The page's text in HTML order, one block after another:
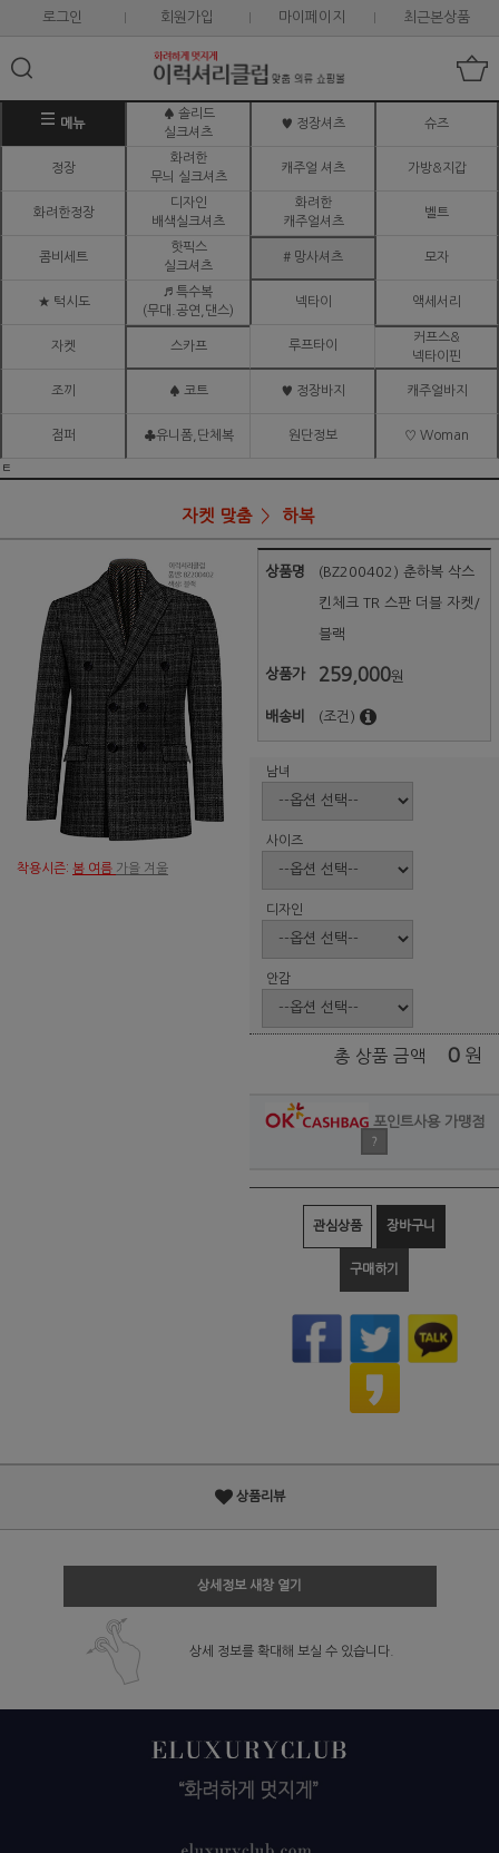
로그인 회원가입 마이페이지 최근본상품
메뉴
♠ 솔리드
실크셔츠
♥ 정장셔츠 슈즈
정장
화려한
무늬 실크셔츠
캐주얼 셔츠 가방&지갑
화려한정장
디자인
배색실크셔츠
화려한
캐주얼셔츠
벨트
콤비세트
핫픽스
실크셔츠
# 망사셔츠 모자
★ 턱시도
♬ 특수복
(무대.공연,댄스)
넥타이 액세서리
자켓 스카프 루프타이
커프스&
넥타이핀
조끼 ♠ 코트 ♥ 정장바지 캐주얼바지
점퍼 ♣유니폼,단체복 원단정보 ♡ Woman
ㅌ
자켓 맞춤 하복
착용시즌: 봄 여름 가을 겨울
상품명 (BZ200402) 춘하복 삭스
킨체크 TR 스판 더블 자켓/
블랙
상품가 259,000원
배송비 (조건)
남녀
사이즈
디자인
안감
총 상품 금액 0 원
포인트사용 가맹점
?
관심상품 장바구니
구매하기
상품리뷰
상세정보 새창 열기
상세 정보를 확대해 보실 수 있습니다.